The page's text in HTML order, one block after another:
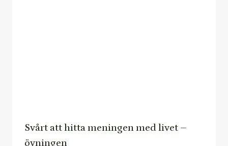
Svårt att hitta meningen med livet –
övningen